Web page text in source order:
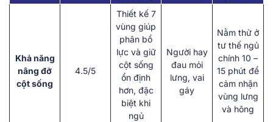
Khả năng
nâng đỡ
cột sống
4.5/5
Thiết kế 7
vùng giúp
phân bổ
lực và giữ
cột sống
ổn định
hơn, đặc
biệt khi
ngủ
Người hay
đau mỏi
lưng, vai
gáy
Nằm thử ở
tư thế ngủ
chính 10 –
15 phút để
cảm nhận
vùng lưng
và hông